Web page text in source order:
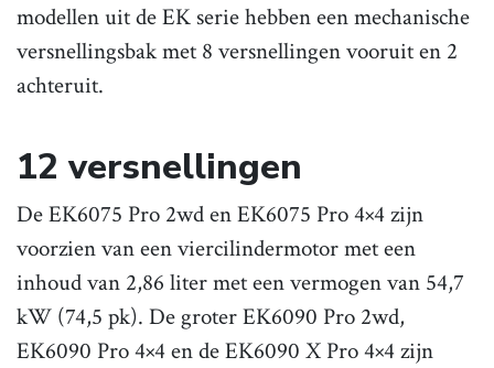
modellen uit de EK serie hebben een mechanische
versnellingsbak met 8 versnellingen vooruit en 2
achteruit.
12 versnellingen
De EK6075 Pro 2wd en EK6075 Pro 4×4 zijn
voorzien van een viercilindermotor met een
inhoud van 2,86 liter met een vermogen van 54,7
kW (74,5 pk). De groter EK6090 Pro 2wd,
EK6090 Pro 4×4 en de EK6090 X Pro 4×4 zijn